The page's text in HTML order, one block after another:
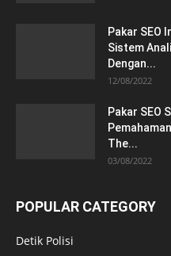
Pakar SEO
Sistem
Dengan...
12/08/2022
Pakar SEO
The...
03/08/2022
POPULAR CATEGORY
Detik Polisi